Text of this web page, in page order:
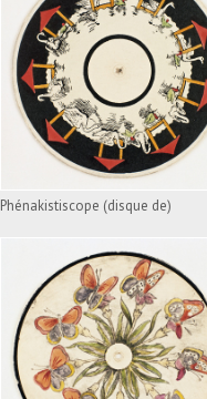
(DISQUE DE)
Phénakistiscope (disque de)
PHÉNAKISTISCOPE
(DISQUE DE)